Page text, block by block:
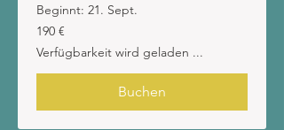
Beginnt: 21. Sept.
190
Euro
190 €
Verfügbarkeit wird geladen ...
Buchen